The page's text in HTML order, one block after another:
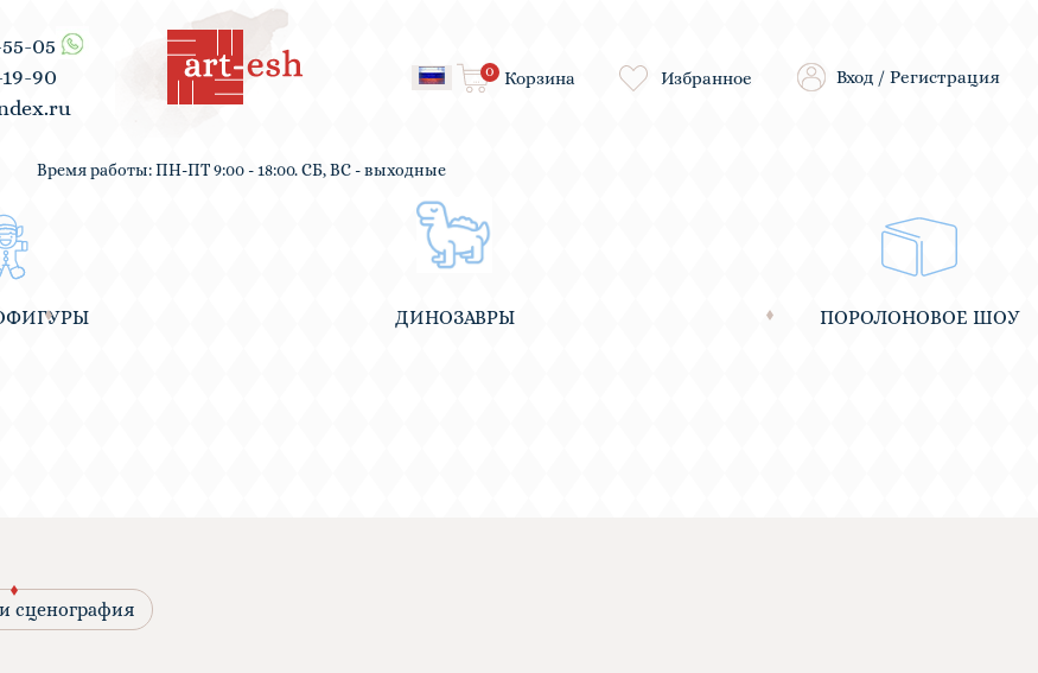
05
90
Корзина
0 Избранное Вход / Регистрация
Время работы: ПН-ПТ 9:00 - 18:00. СБ, ВС - выходные
ДИНОЗАВРЫ ПОРОЛОНОВОЕ ШОУ
сценография